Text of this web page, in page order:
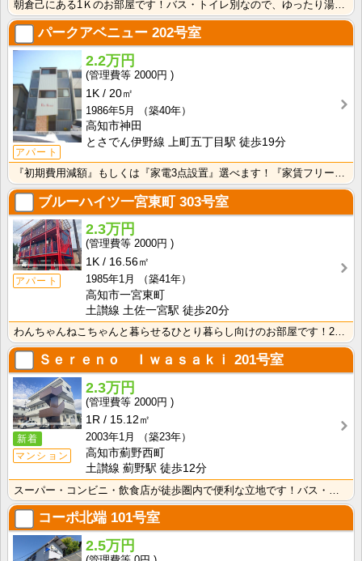
パークアベニュー 202号室
アパート
2.2万円
2000円
1K
20㎡
1986年5月
（築40年）
高知市神田
とさでん伊野線 上町五丁目駅 徒歩19分
ブルーハイツ一宮東町303号室
アパート
2.3万円
2000円
1K
16.56㎡
1985年1月
（築41年）
高知市一宮東町
土讃線 土佐一宮駅 徒歩20分
Ｓｅｒｅｎｏ Ｉｗａｓａｋｉ 201号室
新着
マンション
2.3万円
2000円
1R
15.12㎡
2003年1月
（築23年）
高知市薊野西町
土讃線 薊野駅 徒歩12分
コーポ北端 101号室
2.5万円